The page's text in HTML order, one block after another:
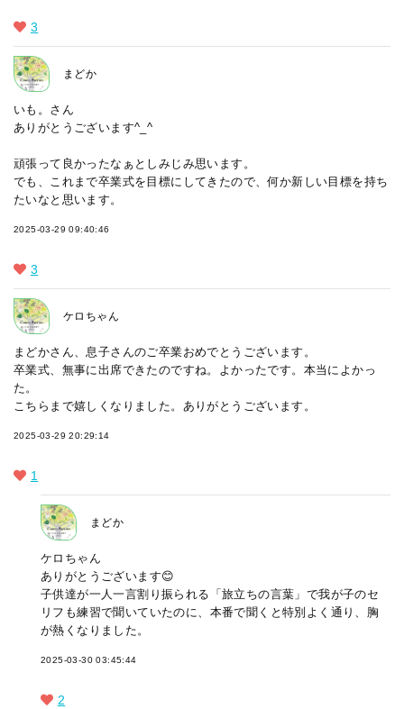
3
まどか
いも。さん
ありがとうございます^_^
頑張って良かったなぁとしみじみ思います。
でも、これまで卒業式を目標にしてきたので、何か新しい目標を持ち
たいなと思います。
2025-03-29 09:40:46
3
ケロちゃん
まどかさん、息子さんのご卒業おめでとうございます。
卒業式、無事に出席できたのですね。よかったです。本当によかっ
た。
こちらまで嬉しくなりました。ありがとうございます。
2025-03-29 20:29:14
1
まどか
ケロちゃん
ありがとうございます😊
子供達が一人一言割り振られる「旅立ちの言葉」で我が子のセ
リフも練習で聞いていたのに、本番で聞くと特別よく通り、胸
が熱くなりました。
2025-03-30 03:45:44
2